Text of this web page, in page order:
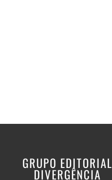
GRUPO EDITORIAL
DIVERGÊNCIA